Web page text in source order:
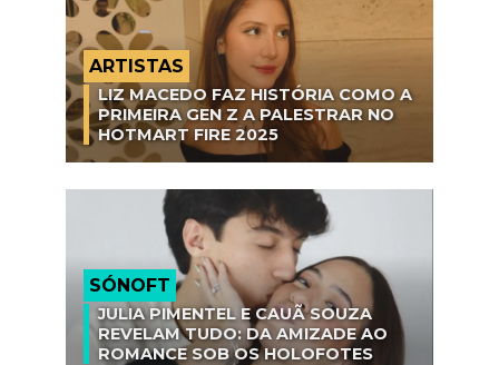
ARTISTAS
LIZ MACEDO FAZ HISTÓRIA COMO A
PRIMEIRA GEN Z A PALESTRAR NO
HOTMART FIRE 2025
SÓNOFT
JULIA PIMENTEL E CAUÃ SOUZA
REVELAM TUDO: DA AMIZADE AO
ROMANCE SOB OS HOLOFOTES